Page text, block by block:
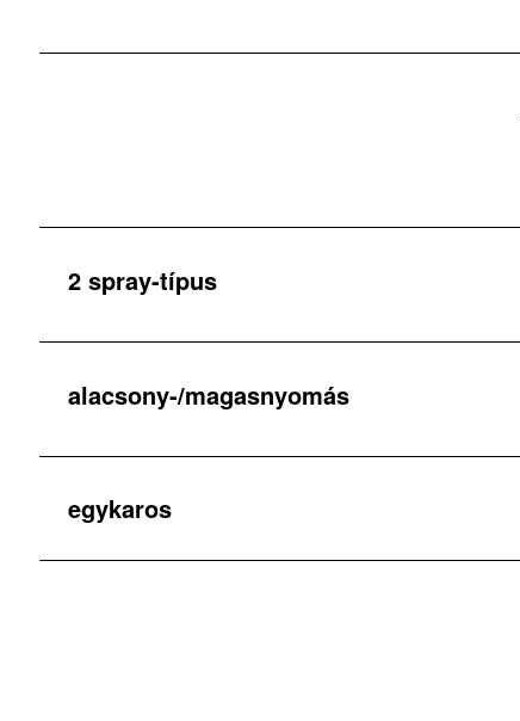
2 spray-típus
alacsony-/magasnyomás
egykaros